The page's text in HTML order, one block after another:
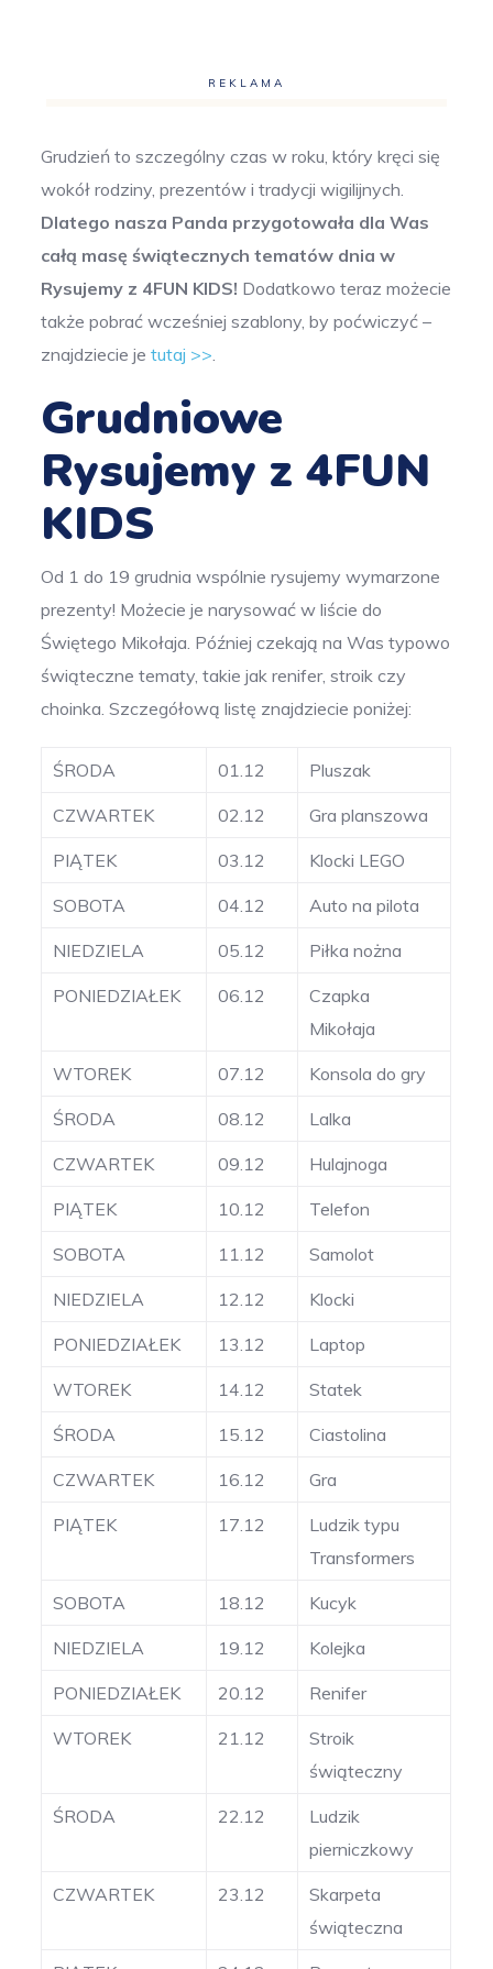
REKLAMA
Grudzień to szczególny czas w roku, który kręci się
wokół rodziny, prezentów i tradycji wigilijnych.
Dlatego nasza Panda przygotowała dla Was
całą masę świątecznych tematów dnia w
Rysujemy z 4FUN KIDS! Dodatkowo teraz możecie
także pobrać wcześniej szablony, by poćwiczyć –
znajdziecie jetutaj >>.
Grudniowe
Rysujemy z 4FUN
KIDS
Od 1 do 19 grudnia wspólnie rysujemy wymarzone
prezenty! Możecie je narysować w liście do
Świętego Mikołaja. Później czekają na Was typowo
świąteczne tematy, takie jak renifer, stroik czy
choinka. Szczegółową listę znajdziecie poniżej:
ŚRODA 01.12 Pluszak
CZWARTEK 02.12 Gra planszowa
PIĄTEK 03.12 Klocki LEGO
SOBOTA 04.12 Auto na pilota
NIEDZIELA 05.12 Piłka nożna
PONIEDZIAŁEK 06.12
Czapka
Mikołaja
WTOREK 07.12 Konsola do gry
ŚRODA 08.12 Lalka
CZWARTEK 09.12 Hulajnoga
PIĄTEK 10.12 Telefon
SOBOTA 11.12 Samolot
NIEDZIELA 12.12 Klocki
PONIEDZIAŁEK 13.12 Laptop
WTOREK 14.12 Statek
ŚRODA 15.12 Ciastolina
CZWARTEK 16.12 Gra
PIĄTEK 17.12
Ludzik typu
Transformers
SOBOTA 18.12 Kucyk
NIEDZIELA 19.12 Kolejka
PONIEDZIAŁEK 20.12 Renifer
WTOREK 21.12
Stroik
świąteczny
ŚRODA 22.12
Ludzik
pierniczkowy
CZWARTEK 23.12
Skarpeta
świąteczna